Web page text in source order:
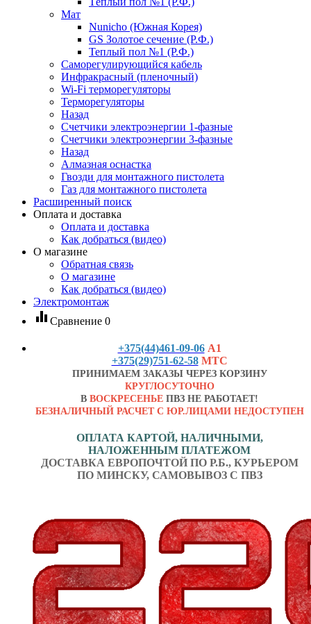
Мат
Nunicho (Южная Корея)
GS Золотое сечение (Р.Ф.)
Теплый пол №1 (Р.Ф.)
Саморегулирующийся кабель
Инфракрасный (пленочный)
Wi-Fi терморегуляторы
Терморегуляторы
Назад
Счетчики электроэнергии 1-фазные
Счетчики электроэнергии 3-фазные
Назад
Алмазная оснастка
Гвозди для монтажного пистолета
Газ для монтажного пистолета
Расширенный поиск
Оплата и доставка
Оплата и доставка
Как добраться (видео)
О магазине
Обратная связь
О магазине
Как добраться (видео)
Электромонтаж
equalizer Сравнение 0
+375(44)461-09-06 А1
+375(29)751-62-58 МТС
ПРИНИМАЕМ ЗАКАЗЫ ЧЕРЕЗ КОРЗИНУ
КРУГЛОСУТОЧНО
В ВОСКРЕСЕНЬЕ ПВЗ НЕ РАБОТАЕТ!
БЕЗНАЛИЧНЫЙ РАСЧЕТ С ЮР.ЛИЦАМИ НЕДОСТУПЕН
ОПЛАТА КАРТОЙ, НАЛИЧНЫМИ,
НАЛОЖЕННЫМ ПЛАТЕЖОМ
ДОСТАВКА ЕВРОПОЧТОЙ ПО Р.Б., КУРЬЕРОМ
ПО МИНСКУ, САМОВЫВОЗ С ПВЗ